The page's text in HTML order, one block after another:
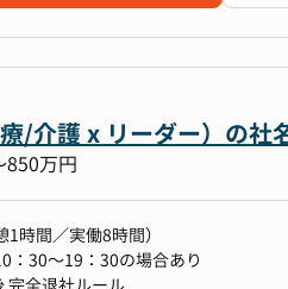
わせ対応、問題解決
ート部門のフォロー
の改善・効率化
の受注～入金OPSの検討、運用
など
志向を伺いながら、役割を柔軟に
解決に繋がる仕事がしたい
活かして、より多くの人々に影響
の人々に対して真摯に向き合い、
/介護 x リーダー）の社
850万円
時間／実働8時間）
：30～19：30の場合あり